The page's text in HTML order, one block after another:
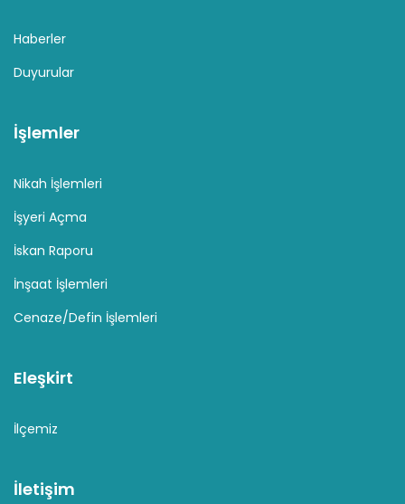
Haberler
Duyurular
İşlemler
Nikah İşlemleri
İşyeri Açma
İskan Raporu
İnşaat İşlemleri
Cenaze/Defin İşlemleri
Eleşkirt
İlçemiz
İletişim